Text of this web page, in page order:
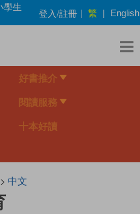
學生
登入/註冊 | 繁 | English
好書推介
閱讀服務
十本好讀
中文